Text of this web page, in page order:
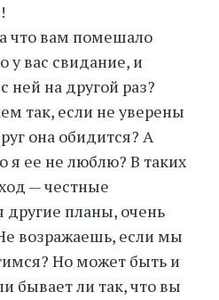
что вам помешало
у вас свидание, и
ней на другой раз?
так, если не уверены
она обидится? А
я ее не люблю? В таких
— честные
другие планы, очень
возражаешь, если мы
Но может быть и
бывает ли так, что вы